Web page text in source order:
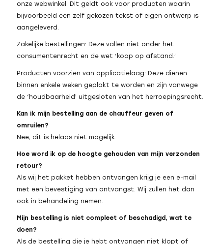
onze webwinkel. Dit geldt ook voor producten waarin
bijvoorbeeld een zelf gekozen tekst of eigen ontwerp is
aangeleverd.
Zakelijke bestellingen: Deze vallen niet onder het
consumentenrecht en de wet ‘koop op afstand.’
Producten voorzien van applicatielaag: Deze dienen
binnen enkele weken geplakt te worden en zijn vanwege
de ‘houdbaarheid’ uitgesloten van het herroepingsrecht.
Kan ik mijn bestelling aan de chauffeur geven of
omruilen?
Nee, dit is helaas niet mogelijk.
Hoe word ik op de hoogte gehouden van mijn verzonden
retour?
Als wij het pakket hebben ontvangen krijg je een e-mail
met een bevestiging van ontvangst. Wij zullen het dan
ook in behandeling nemen.
Mijn bestelling is niet compleet of beschadigd, wat te
doen?
Als de bestelling die je hebt ontvangen niet klopt of